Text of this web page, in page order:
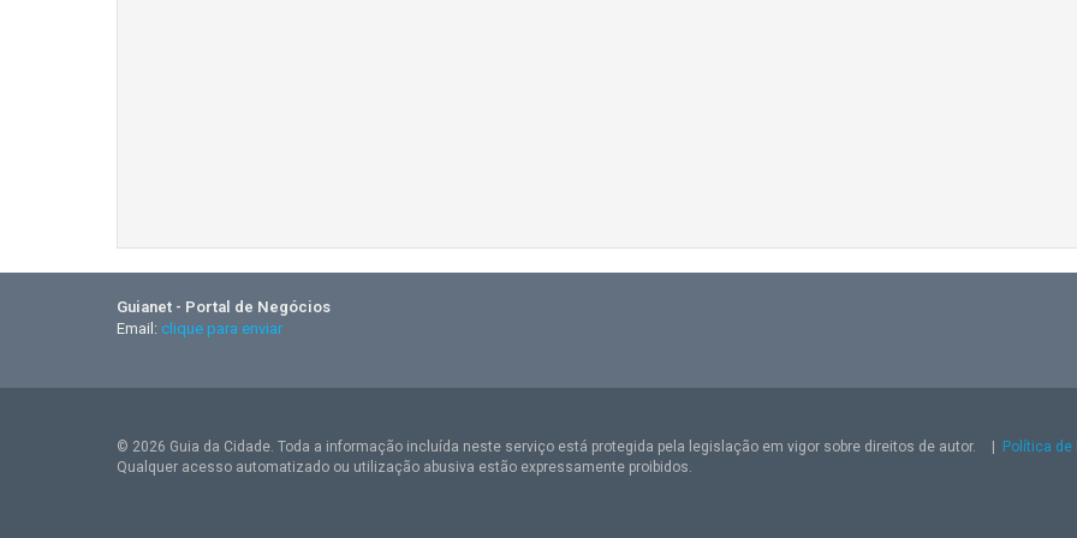
Guianet - Portal de Negócios
Email: clique para enviar
© 2026 Guia da Cidade. Toda a informação incluída neste serviço está protegida pela legislação em vigor sobre direitos de autor.
Política de
Qualquer acesso automatizado ou utilização abusiva estão expressamente proibidos.